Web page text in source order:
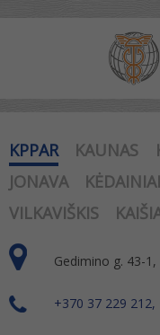
KPPAR KAUNAS
JONAVA
KĖDAINIAI
VILKAVIŠKIS
Gedimino g. 43-
+370 37 229 212,